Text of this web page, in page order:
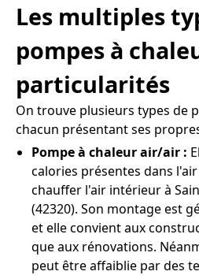
Les multiples
pompes à
particularités
On trouve plusieurs types de
chacun présentant ses
Pompe à chaleur air/air :
calories présentes dans
chauffer l'air intérieur à
(42320). Son montage est
et elle convient aux
que aux rénovations.
peut être affaiblie par des